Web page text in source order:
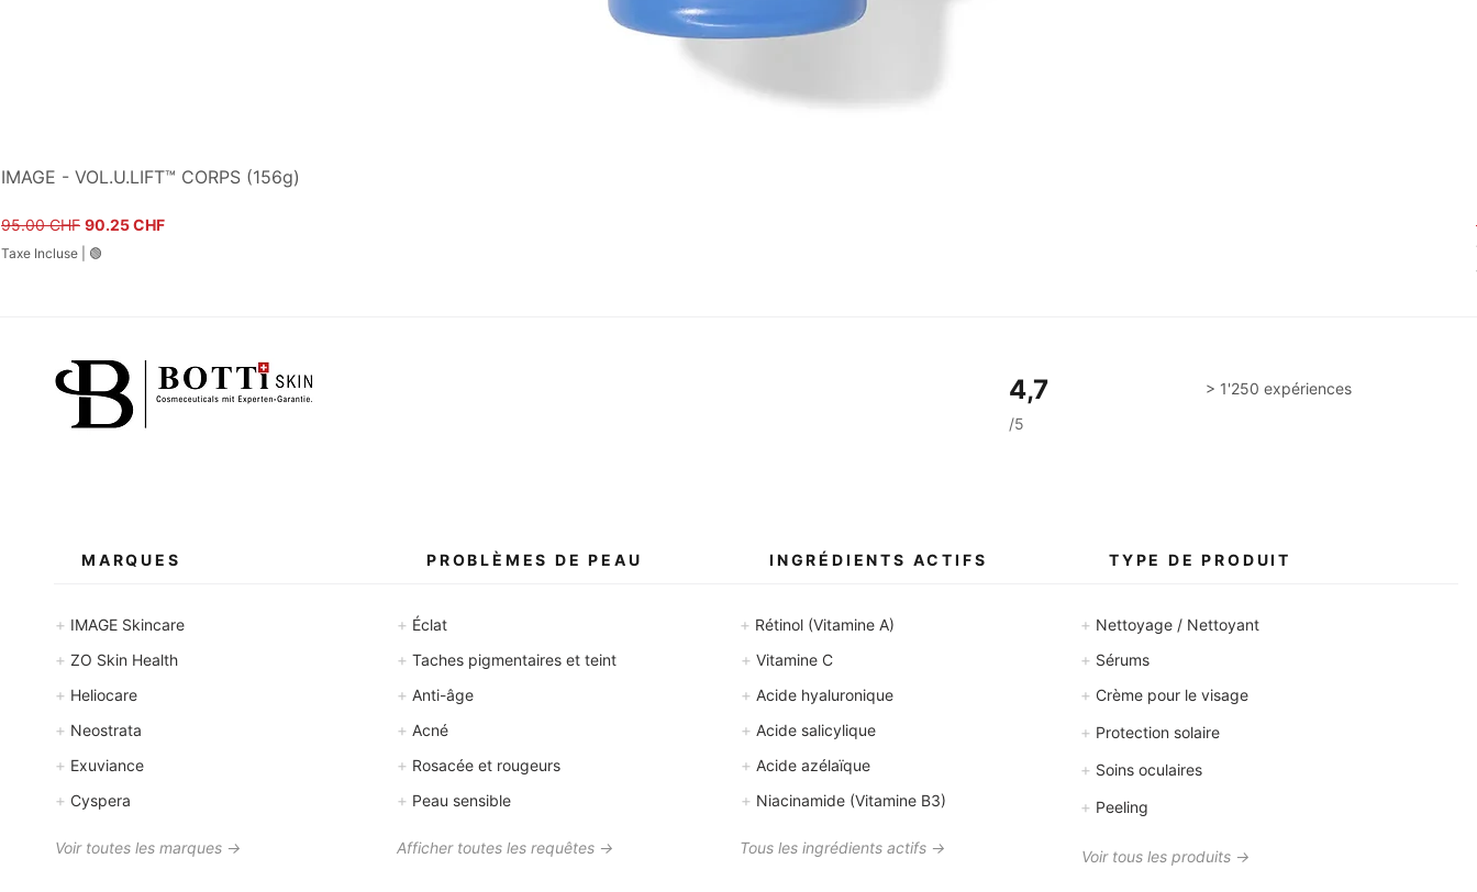
IMAGE - VOL.U.LIFT™ CORPS (156g)
Prix original
95.00 CHF Prix promotionnel
90.25 CHF
Taxe Incluse 🟢
4,7
/5
> 1'250 expériences
MARQUES
+ IMAGE Skincare
+ ZO Skin Health
+ Heliocare
+ Neostrata
+ Exuviance
+ Cyspera
Voir toutes les marques →
PROBLÈMES DE PEAU
+ Éclat
+ Taches pigmentaires et teint
+ Anti-âge
+ Acné
+ Rosacée et rougeurs
+ Peau sensible
Afficher toutes les requêtes →
INGRÉDIENTS ACTIFS
+ Vitamine C
+ Acide hyaluronique
+ Acide salicylique
+ Acide azélaïque
+ Niacinamide (Vitamine B3)
TYPE DE PRODUIT
+ Nettoyage / Nettoyant
+ Sérums
+ Crème pour le visage
+ Protection solaire
+ Soins oculaires
+ Peeling
Voir tous les produits →
+ Rétinol (Vitamine A)
Tous les ingrédients actifs →